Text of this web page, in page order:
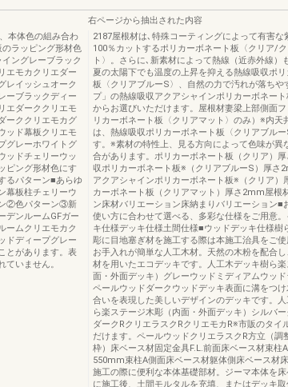
本体色の組み合わ
ラッピング形材色
ングレーブラック
モカクリエダー
レイッシュオーク
ーブラックディー
エダーククリエモ
ーククリエモカグ
ッド幕板クリエモ
グレーホワイトグ
ッドチェリーウッ
ピング形材色にす
るパターン■あらゆ
幕板柱チェリーウ
②色パターン③新
デンルームGFガー
ームクリエモカク
ドディープグレー
とがあります。表
いません。
右ページから抽出された内容
2187屋根材は､特殊コーティングによって有害な
100％カットするポリカーボネート板〈クリア/ク
ト〉。さらに､新素材によって熱線（近赤外線）
夏の太陽下でも温度の上昇を抑える熱線吸収ポリ
板〈クリアブルーS〉、自然の力で汚れが落ちや
プ」の熱線吸収アクアシャインポリカーボネート
からお選びいただけます。屋根材妻梁上部側面
リカーボネート板〈クリアマット〉のみ）※内天
は、熱線吸収ポリカーボネート板〈クリアブルー
す。※素材の特性上、見る方向によって色味が異
合があります。ポリカーボネート板（クリア）
収ポリカーボネート板※（クリアブルーS）厚さ
アクアシャインポリカーボネート板※（クリア）
カーボネート板（クリアマット）厚さ2mm屋根
ン床材バリエーション床納まりバリエーション■
使い方に合わせて選べる、多彩な仕様をご用意。
キ仕様デッキ仕様土間仕様■ウッドデッキ仕様樹
彫に目地塞ぎ材を施工する際は本施工治具をご使
お手入れが簡単な人工木材。天然の木粉を配合
材を用いたエコデッキです。人工木デッキ樹ら
面・外面デッキ）グレーウッドミディアムウッ
ペールウッドダークウッドデッキ表面に溝をつ
合いを表現した美しいデザインのデッキです。人
ら楽ステージ木彫（内面・外面デッキ）シルバ
ダークRクリエラスクRクリエモカR※市販のタイ
だけます。ペールウッドクリエラスクR方立（調
枠）床ベース材固定金具F.L.前面床ベース材束柱
550mm束柱A側面床ベース材躯体側床ベース材
施工の際に便利な本体基礎部材。ジーマ本体を
に施工後、土間モルタルを充填、またはデッキ取